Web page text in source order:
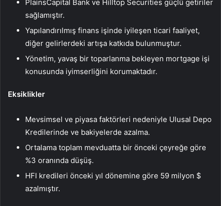
PlainsCapital Bank ve Hilltop Securities güçlü getiriler
sağlamıştır.
Yapılandırılmış finans işinde iyileşen ticari faaliyet,
diğer gelirlerdeki artışa katkıda bulunmuştur.
Yönetim, yavaş bir toparlanma bekleyen mortgage işi
konusunda iyimserliğini korumaktadır.
Eksiklikler
Mevsimsel ve piyasa faktörleri nedeniyle Ulusal Depo
Kredilerinde ve bakiyelerde azalma.
Ortalama toplam mevduatta bir önceki çeyreğe göre
%3 oranında düşüş.
HFI kredileri önceki yıl dönemine göre 59 milyon $
azalmıştır.